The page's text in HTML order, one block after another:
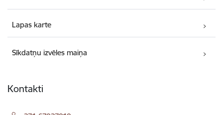
Lapas karte
Sīkdatņu izvēles maiņa
Kontakti